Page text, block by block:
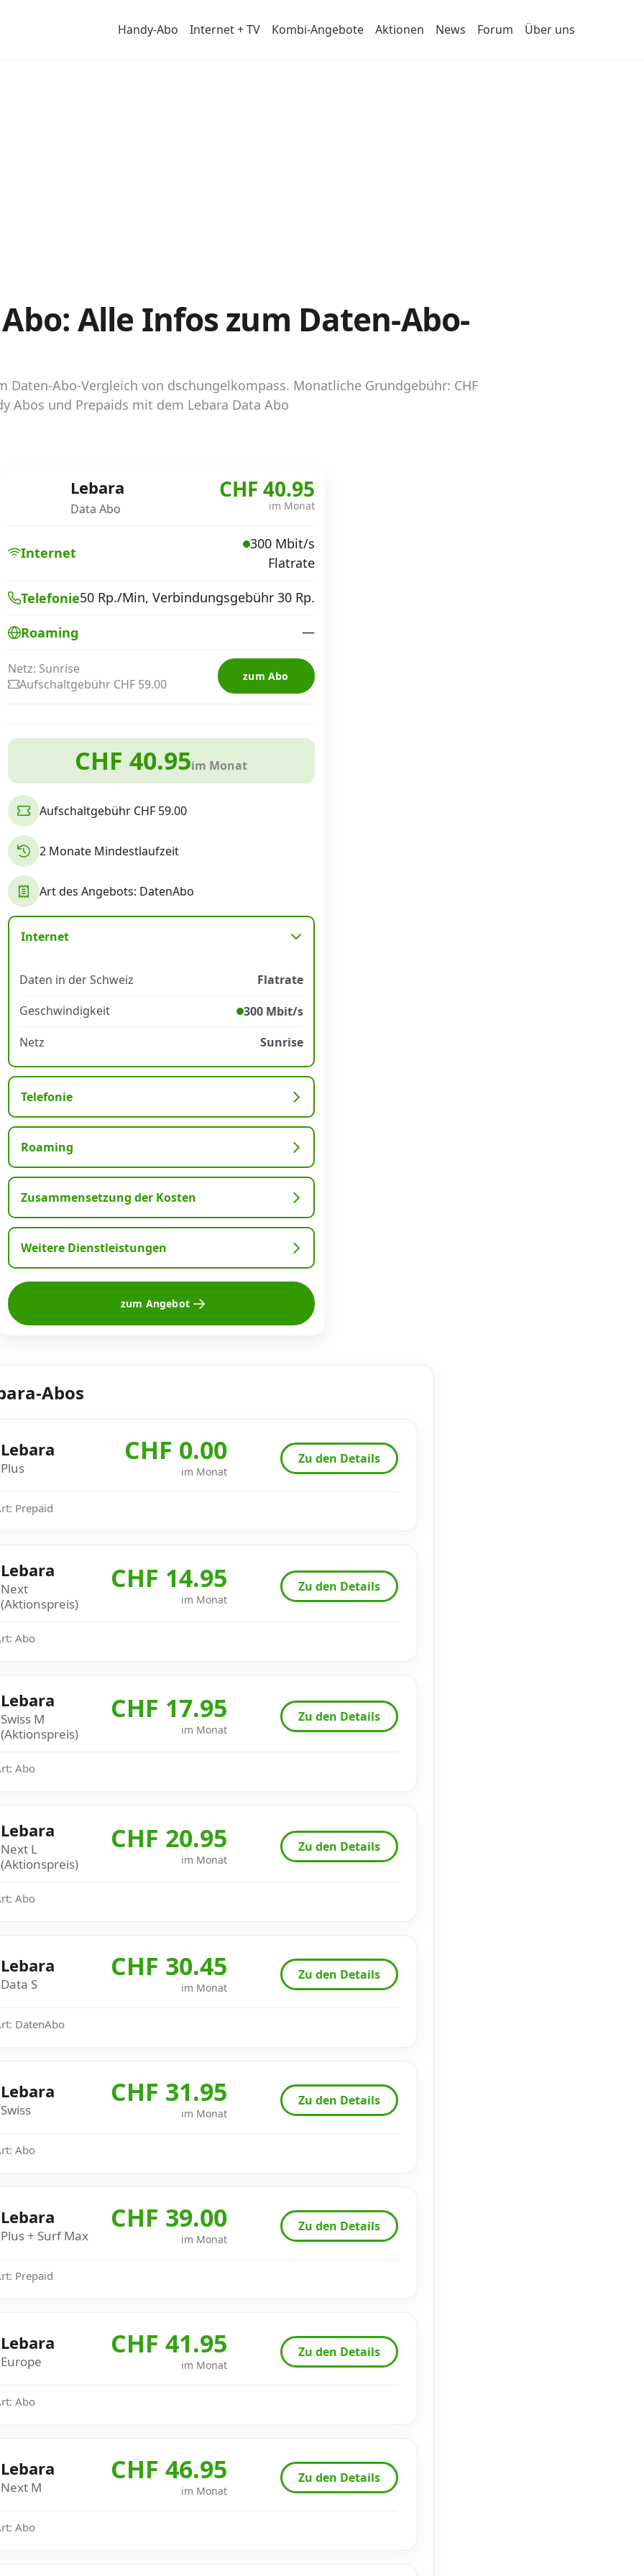
Handy-Abo Internet + TV Kombi-Angebote Aktionen News Forum Über uns
Alle Infos zum Daten-Abo-
Daten-Abo-Vergleich von dschungelkompass. Monatliche Grundgebühr: CHF
Abos und Prepaids mit dem Lebara Data Abo
Lebara
Data Abo
CHF 40.95
im Monat
Internet
300 Mbit/s
Flatrate
Telefonie50 Rp./Min, Verbindungsgebühr 30 Rp.
Roaming —
Netz: Sunrise
Aufschaltgebühr CHF 59.00
zum Abo
CHF 40.95im Monat
Aufschaltgebühr CHF 59.00
2 Monate Mindestlaufzeit
Art des Angebots: DatenAbo
Internet
Daten in der Schweiz
Flatrate
Geschwindigkeit
300 Mbit/s
Netz
Sunrise
Telefonie
Roaming
Zusammensetzung der Kosten
Weitere Dienstleistungen
zum Angebot
Abos
Lebara
Plus
CHF 0.00
im Monat
Zu den Details
Prepaid
Lebara
Next
(Aktionspreis)
CHF 14.95
im Monat
Zu den Details
Abo
Lebara
Swiss M
(Aktionspreis)
CHF 17.95
im Monat
Zu den Details
Abo
Lebara
Next L
(Aktionspreis)
CHF 20.95
im Monat
Zu den Details
Abo
Lebara
Data S
CHF 30.45
im Monat
Zu den Details
DatenAbo
Lebara
Swiss
CHF 31.95
im Monat
Zu den Details
Abo
Lebara
Plus + Surf Max
CHF 39.00
im Monat
Zu den Details
Prepaid
Lebara
Europe
CHF 41.95
im Monat
Zu den Details
Abo
Lebara
Next M
CHF 46.95
im Monat
Zu den Details
Abo